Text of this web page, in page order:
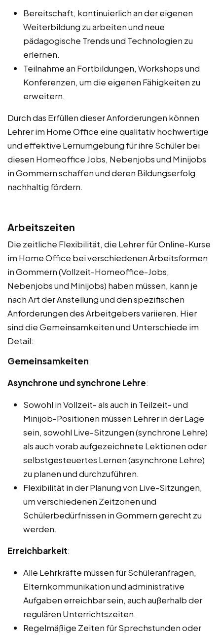
Bereitschaft, kontinuierlich an der eigenen
Weiterbildung zu arbeiten und neue
pädagogische Trends und Technologien zu
erlernen.
Teilnahme an Fortbildungen, Workshops und
Konferenzen, um die eigenen Fähigkeiten zu
erweitern.
Durch das Erfüllen dieser Anforderungen können
Lehrer im Home Office eine qualitativ hochwertige
und effektive Lernumgebung für ihre Schüler bei
diesen Homeoffice Jobs, Nebenjobs und Minijobs
in Gommern schaffen und deren Bildungserfolg
nachhaltig fördern.
Arbeitszeiten
Die zeitliche Flexibilität, die Lehrer für Online-Kurse
im Home Office bei verschiedenen Arbeitsformen
in Gommern (Vollzeit-Homeoffice-Jobs,
Nebenjobs und Minijobs) haben müssen, kann je
nach Art der Anstellung und den spezifischen
Anforderungen des Arbeitgebers variieren. Hier
sind die Gemeinsamkeiten und Unterschiede im
Detail:
Gemeinsamkeiten
Asynchrone und synchrone Lehre:
Sowohl in Vollzeit- als auch in Teilzeit- und
Minijob-Positionen müssen Lehrer in der Lage
sein, sowohl Live-Sitzungen (synchrone Lehre)
als auch vorab aufgezeichnete Lektionen oder
selbstgesteuertes Lernen (asynchrone Lehre)
zu planen und durchzuführen.
Flexibilität in der Planung von Live-Sitzungen,
um verschiedenen Zeitzonen und
Schülerbedürfnissen in Gommern gerecht zu
werden.
Erreichbarkeit:
Alle Lehrkräfte müssen für Schüleranfragen,
Elternkommunikation und administrative
Aufgaben erreichbar sein, auch außerhalb der
regulären Unterrichtszeiten.
Regelmäßige Zeiten für Sprechstunden oder